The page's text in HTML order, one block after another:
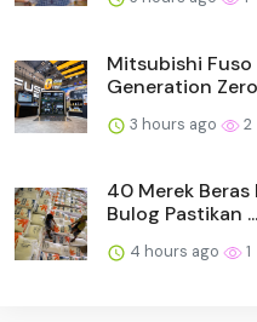
Mitsubishi Fuso
Generation
3 hours ago 2
40 Merek
Bulog Pastikan ...
4 hours ago 1